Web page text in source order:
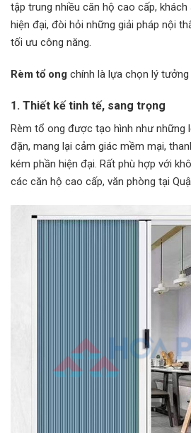
tập trung nhiều căn hộ cao cấp, khách
hiện đại, đòi hỏi những giải pháp nội
tối ưu công năng.
Rèm tổ ong chính là lựa chọn lý
1. Thiết kế tinh tế, sang trọng
Rèm tổ ong được tạo hình như những
đặn, mang lại cảm giác mềm mại,
kém phần hiện đại. Rất phù hợp với
các căn hộ cao cấp, văn phòng tại